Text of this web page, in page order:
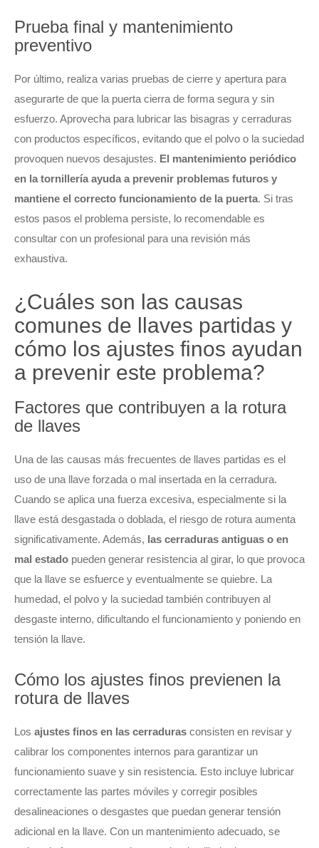
Prueba final y mantenimiento
preventivo
Por último, realiza varias pruebas de cierre y apertura para
asegurarte de que la puerta cierra de forma segura y sin
esfuerzo. Aprovecha para lubricar las bisagras y cerraduras
con productos específicos, evitando que el polvo o la suciedad
provoquen nuevos desajustes. El mantenimiento periódico
en la tornillería ayuda a prevenir problemas futuros y
mantiene el correcto funcionamiento de la puerta. Si tras
estos pasos el problema persiste, lo recomendable es
consultar con un profesional para una revisión más
exhaustiva.
¿Cuáles son las causas
comunes de llaves partidas y
cómo los ajustes finos ayudan
a prevenir este problema?
Factores que contribuyen a la rotura
de llaves
Una de las causas más frecuentes de llaves partidas es el
uso de una llave forzada o mal insertada en la cerradura.
Cuando se aplica una fuerza excesiva, especialmente si la
llave está desgastada o doblada, el riesgo de rotura aumenta
significativamente. Además, las cerraduras antiguas o en
mal estado pueden generar resistencia al girar, lo que provoca
que la llave se esfuerce y eventualmente se quiebre. La
humedad, el polvo y la suciedad también contribuyen al
desgaste interno, dificultando el funcionamiento y poniendo en
tensión la llave.
Cómo los ajustes finos previenen la
rotura de llaves
Los ajustes finos en las cerraduras consisten en revisar y
calibrar los componentes internos para garantizar un
funcionamiento suave y sin resistencia. Esto incluye lubricar
correctamente las partes móviles y corregir posibles
desalineaciones o desgastes que puedan generar tensión
adicional en la llave. Con un mantenimiento adecuado, se